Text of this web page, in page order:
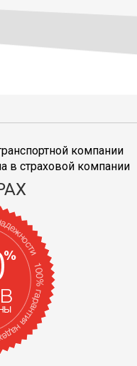
компании
в страховой компании